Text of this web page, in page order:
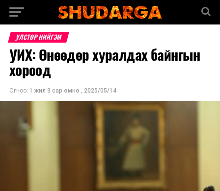
УЛСТӨР НИЙГЭМ
УИХ: Өнөөдөр хуралдах байнгын
хороод
Огноо: 1 жил 3 сар.өмнө , 2025/05/14